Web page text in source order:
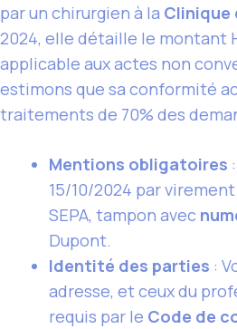
par un chirurgien à la Clinique
2024, elle détaille le montant
applicable aux actes non
estimons que sa conformité
traitements de 70% des
Mentions obligatoires
15/10/2024 par
SEPA, tampon avec
Dupont.
Identité des parties :
adresse, et ceux du
requis par le Code de